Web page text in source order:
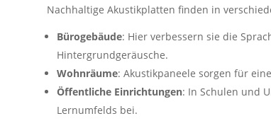
Nachhaltige Akustikplatten finden in
Bürogebäude: Hier verbessern sie die
Hintergrundgeräusche.
Wohnräume: Akustikpaneele sorgen für
Öffentliche Einrichtungen: In Schulen und
Lernumfelds bei.